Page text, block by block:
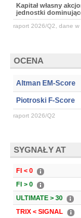
Kapitał własny
jednostki
raport 2026/Q2, dane w
OCENA
Altman EM-Score
Piotroski F-Score
raport 2026/Q2
SYGNAŁY AT
FI < 0
FI > 0
ULTIMATE > 30
TRIX < SIGNAL